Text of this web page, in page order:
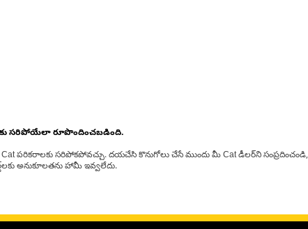
సరిపోయేలా రూపొందించబడింది.
సరిపోకపోవచ్చు. దయచేసి కొనుగోలు చేసే ముందు మీ Cat డీలర్‌ని సంప్రదించండి,
అనుకూలతను హామీ ఇవ్వలేదు.